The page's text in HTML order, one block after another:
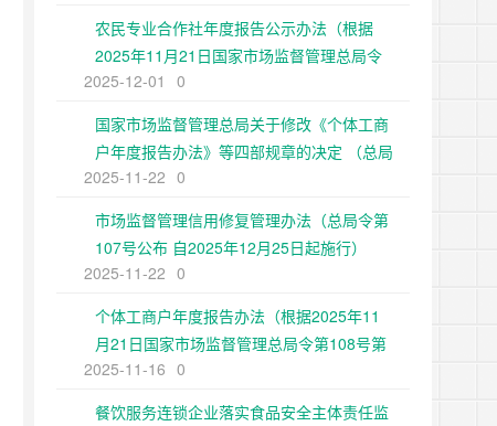
农民专业合作社年度报告公示办法（根据
2025年11月21日国家市场监督管理总局令
第108号第二次修正）
2025-12-01
0
国家市场监督管理总局关于修改《个体工商
户年度报告办法》等四部规章的决定 （总局
令第108号公布 自2025年12月25日起施
2025-11-22 0
市场监督管理信用修复管理办法（总局令第
107号公布 自2025年12月25日起施行）
2025-11-22 0
个体工商户年度报告办法（根据2025年11
月21日国家市场监督管理总局令第108号第
二次修正）
2025-11-16 0
餐饮服务连锁企业落实食品安全主体责任监